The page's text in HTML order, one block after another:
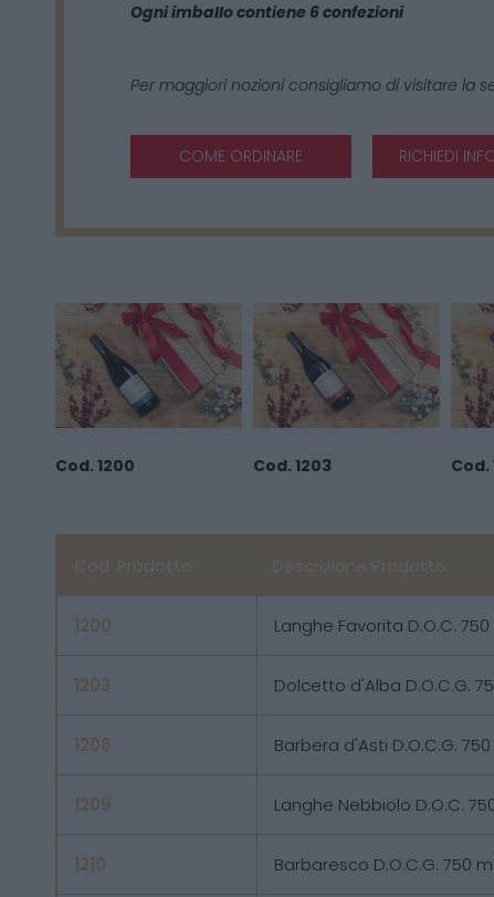
Ogni imballo contiene 6 confezioni
Per maggiori nozioni consigliamo di visitare la
COME ORDINARE RICHIEDI
Cod. 1200 Cod. 1203 Cod.
Cod. Prodotto Descrizione Prodotto
1200 Langhe Favorita D.O.C.
1203 Dolcetto d'Alba D.O.C.G.
1206 Barbera d'Asti D.O.C.G.
1209 Langhe Nebbiolo D.O.C.
1210 Barbaresco D.O.C.G. 750 ml